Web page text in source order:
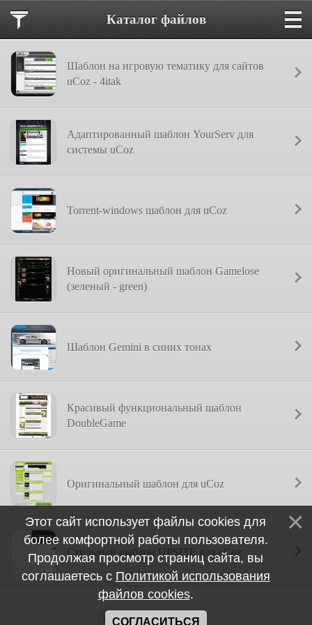
Каталог файлов
Шаблон на игровую тематику для сайтов
uCoz - 4itak
Адаптированный шаблон YourServ для
системы uCoz
Torrent-windows шаблон для uCoz
Новый оригинальный шаблон Gamelose
(зеленый - green)
Шаблон Gemini в синих тонах
Красивый функциональный шаблон
DoubleGame
Оригинальный шаблон для uCoz
Стильный шаблон UPSITE для uCoz
2 3 ... 13 14 »
Этот сайт использует файлы cookies для
более комфортной работы пользователя.
Продолжая просмотр страниц сайта, вы
соглашаетесь с Политикой использования
файлов cookies.
СОГЛАСИТЬСЯ